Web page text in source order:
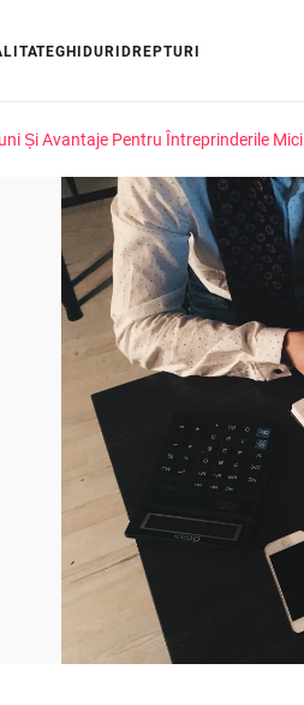
GHIDURI DREPTURI
Și Avantaje Pentru Întreprinderile Mici